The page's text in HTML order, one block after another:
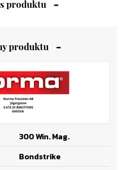
produktu
300 Win. Mag.
Bondstrike
produktu